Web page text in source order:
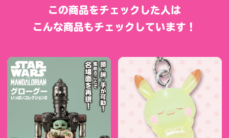
この商品をチェックした人は
こんな商品もチェックしています！